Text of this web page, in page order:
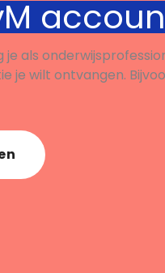
je als
je wilt ontvangen.